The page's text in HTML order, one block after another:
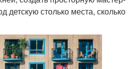
детскую столько места, сколько